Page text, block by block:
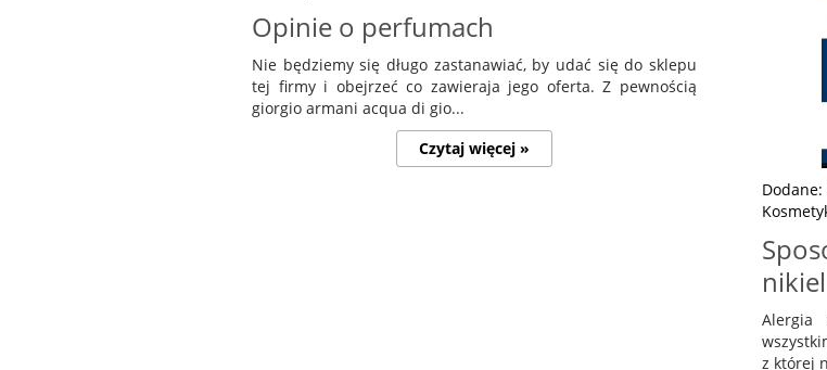
Opinie o perfumach
Nie będziemy się długo zastanawiać, by udać się do sklepu
tej firmy i obejrzeć co zawieraja jego oferta. Z pewnością
giorgio armani acqua di gio...
Czytaj więcej »
Dodane:
nikiel
Alergia
z której